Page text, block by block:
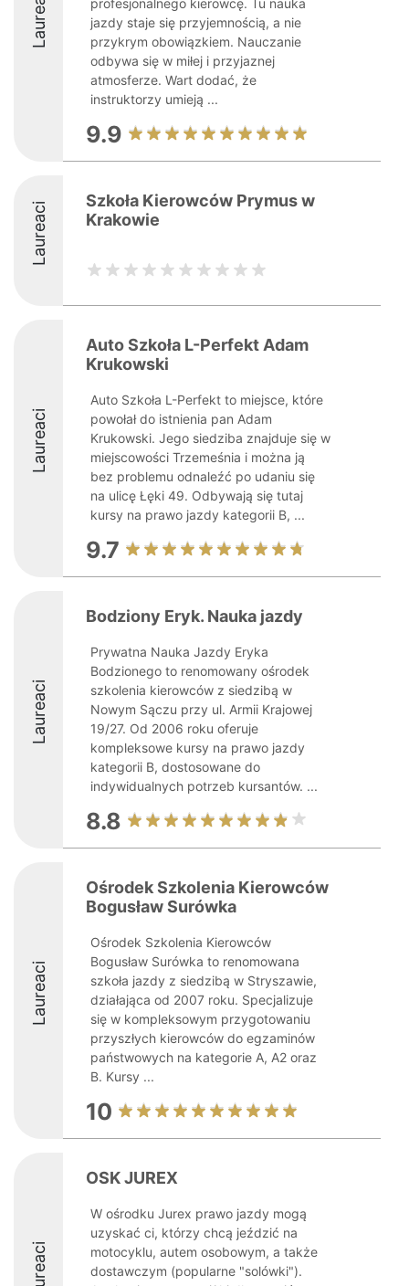
Laureaci
profesjonalnego kierowcę. Tu nauka
jazdy staje się przyjemnością, a nie
przykrym obowiązkiem. Nauczanie
odbywa się w miłej i przyjaznej
atmosferze. Wart dodać, że
instruktorzy umieją ...
9.9
Laureaci
Szkoła Kierowców Prymus w
Krakowie
Laureaci
Auto Szkoła L-Perfekt Adam
Krukowski
Auto Szkoła L-Perfekt to miejsce, które
powołał do istnienia pan Adam
Krukowski. Jego siedziba znajduje się w
miejscowości Trzemeśnia i można ją
bez problemu odnaleźć po udaniu się
na ulicę Łęki 49. Odbywają się tutaj
kursy na prawo jazdy kategorii B, ...
9.7
Laureaci
Bodziony Eryk. Nauka jazdy
Prywatna Nauka Jazdy Eryka
Bodzionego to renomowany ośrodek
szkolenia kierowców z siedzibą w
Nowym Sączu przy ul. Armii Krajowej
19/27. Od 2006 roku oferuje
kompleksowe kursy na prawo jazdy
kategorii B, dostosowane do
indywidualnych potrzeb kursantów. ...
8.8
Laureaci
Ośrodek Szkolenia Kierowców
Bogusław Surówka
Ośrodek Szkolenia Kierowców
Bogusław Surówka to renomowana
szkoła jazdy z siedzibą w Stryszawie,
działająca od 2007 roku. Specjalizuje
się w kompleksowym przygotowaniu
przyszłych kierowców do egzaminów
państwowych na kategorie A, A2 oraz
B. Kursy ...
10
OSK JUREX
W ośrodku Jurex prawo jazdy mogą
uzyskać ci, którzy chcą jeździć na
motocyklu, autem osobowym, a także
dostawczym (popularne "solówki").